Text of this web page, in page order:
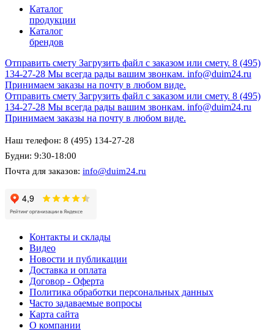
Каталог
продукции
Каталог
брендов
Отправить смету Загрузить файл с заказом или смету. 8 (495)
134-27-28 Мы всегда рады вашим звонкам. info@duim24.ru
Принимаем заказы на почту в любом виде.
Отправить смету Загрузить файл с заказом или смету. 8 (495)
134-27-28 Мы всегда рады вашим звонкам. info@duim24.ru
Принимаем заказы на почту в любом виде.
Наш телефон: 8 (495) 134-27-28
Будни: 9:30-18:00
Почта для заказов: info@duim24.ru
Контакты и склады
Видео
Новости и публикации
Доставка и оплата
Договор - Оферта
Политика обработки персональных данных
Часто задаваемые вопросы
Карта сайта
О компании